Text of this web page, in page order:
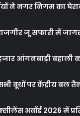
ने नगर निगम का
जू सफारी में
आंगनबाड़ी बहाली
बूथों पर केंद्रीय बल
अवॉर्ड 2026 में